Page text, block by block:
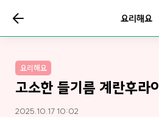
요리해요
요리해요
고소한 들기름 계란후라이
2025.10.17 10:02